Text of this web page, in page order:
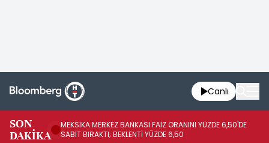
Canlı
SON
DAKİKA
MEKSİKA MERKEZ BANKASI FAİZ ORANINI YÜZDE 6,50'DE
SABİT BIRAKTI; BEKLENTİ YÜZDE 6,50